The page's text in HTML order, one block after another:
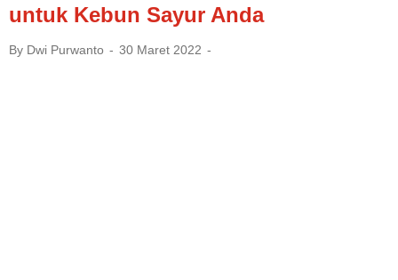
untuk Kebun Sayur Anda
By Dwi Purwanto 30 Maret 2022